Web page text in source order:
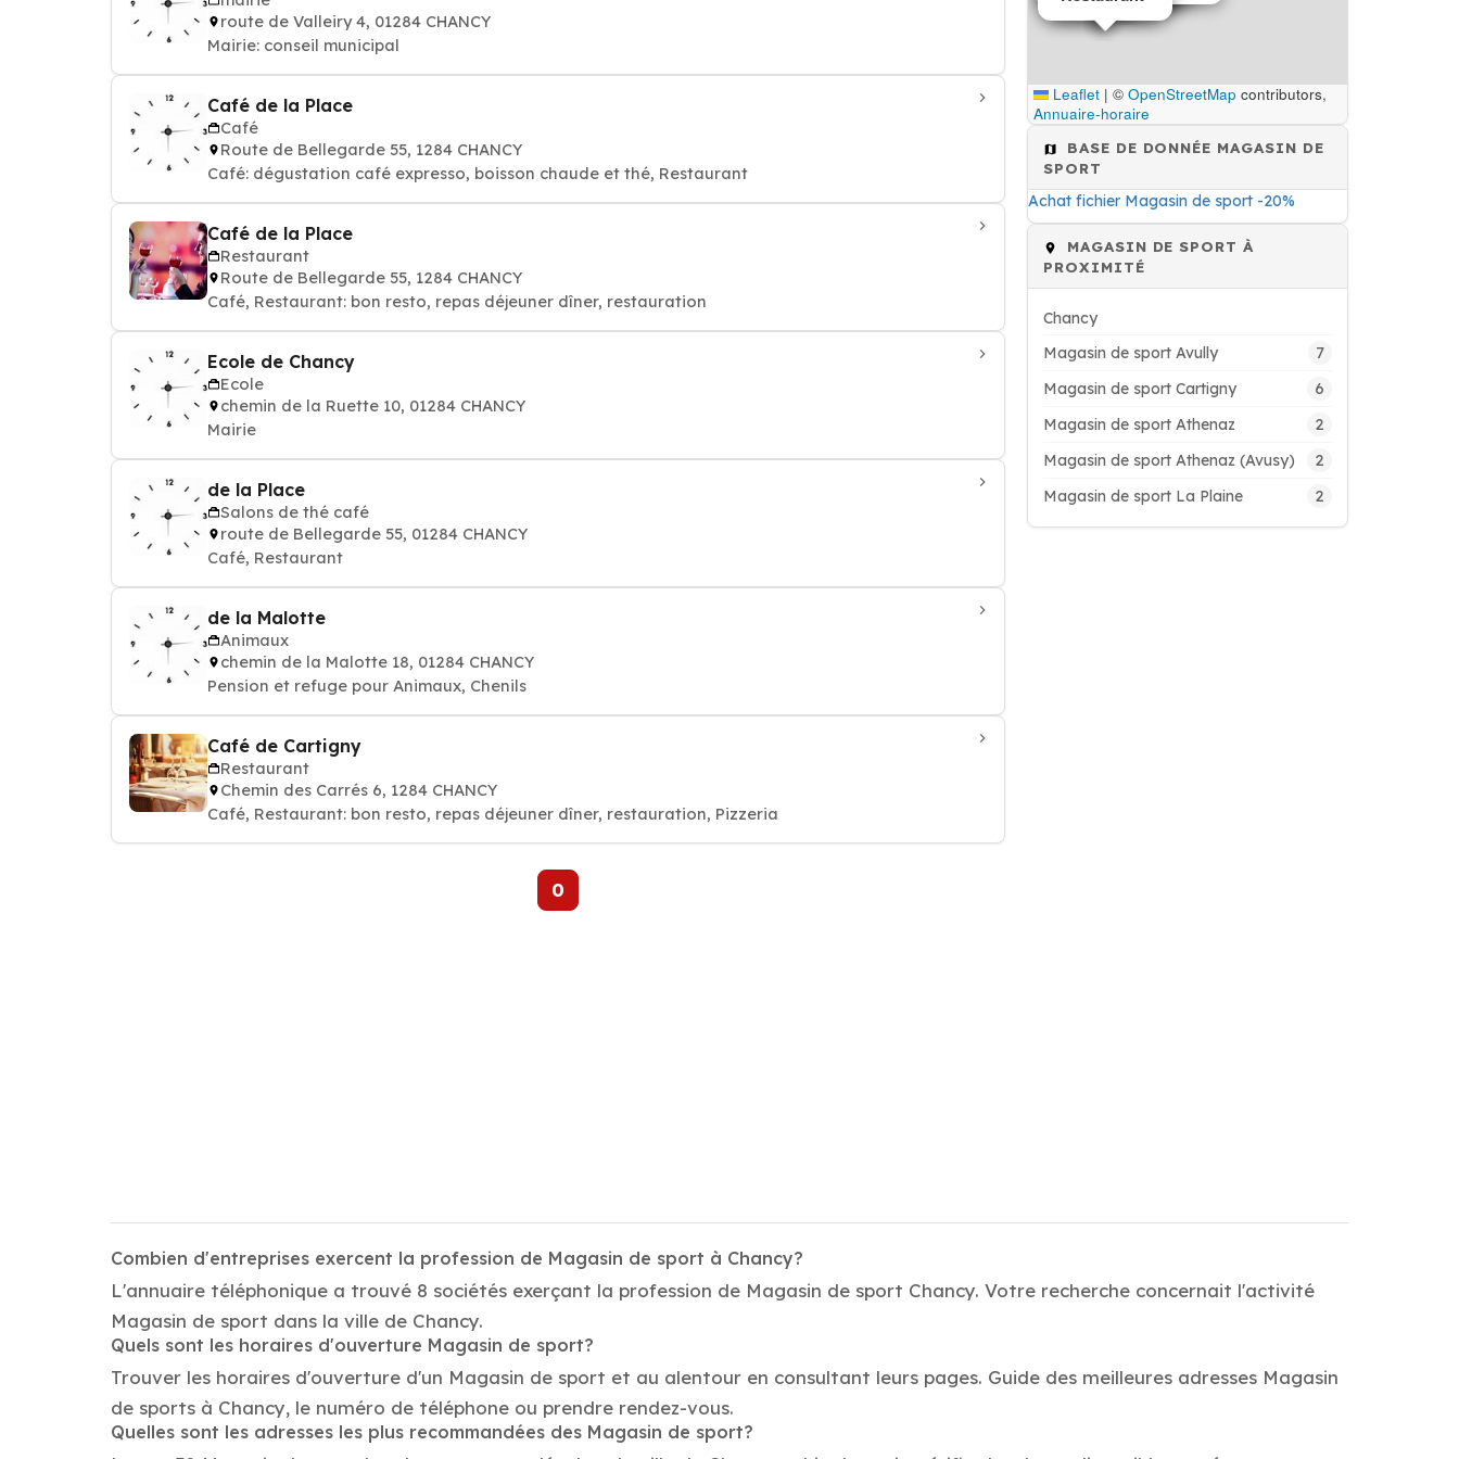
route de Valleiry 4, 01284 CHANCY
Mairie: conseil municipal
Café de la Place
Café
Route de Bellegarde 55, 1284 CHANCY
Café: dégustation café expresso, boisson chaude et thé, Restaurant
Café de la Place
Restaurant
Route de Bellegarde 55, 1284 CHANCY
Café, Restaurant: bon resto, repas déjeuner dîner, restauration
Ecole de Chancy
Ecole
chemin de la Ruette 10, 01284 CHANCY
Mairie
de la Place
Salons de thé café
route de Bellegarde 55, 01284 CHANCY
Café, Restaurant
de la Malotte
Animaux
chemin de la Malotte 18, 01284 CHANCY
Pension et refuge pour Animaux, Chenils
Café de Cartigny
Restaurant
Chemin des Carrés 6, 1284 CHANCY
Café, Restaurant: bon resto, repas déjeuner dîner, restauration, Pizzeria
0
Leaflet | © OpenStreetMap contributors,
Annuaire-horaire
BASE DE DONNÉE MAGASIN DE
SPORT
Achat fichier Magasin de sport -20%
MAGASIN DE SPORT À
PROXIMITÉ
Chancy
Magasin de sport Avully
7
Magasin de sport Cartigny 6
Magasin de sport Athenaz 2
Magasin de sport Athenaz (Avusy) 2
Magasin de sport La Plaine 2
Combien d'entreprises exercent la profession de Magasin de sport à Chancy?
L'annuaire téléphonique a trouvé 8 sociétés exerçant la profession de Magasin de sport Chancy. Votre recherche concernait l'activité
Magasin de sport dans la ville de Chancy.
Quels sont les horaires d'ouverture Magasin de sport?
Trouver les horaires d'ouverture d'un Magasin de sport et au alentour en consultant leurs pages. Guide des meilleures adresses Magasin
de sports à Chancy, le numéro de téléphone ou prendre rendez-vous.
Quelles sont les adresses les plus recommandées des Magasin de sport?